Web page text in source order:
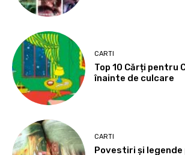
CARTI
Top 10 Cărți pentru
înainte de culcare
CARTI
Povestiri și